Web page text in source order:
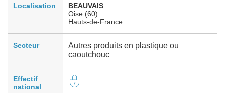
Localisation
BEAUVAIS
Oise (60)
Hauts-de-France
Secteur
Autres produits en plastique ou
caoutchouc
Effectif
national